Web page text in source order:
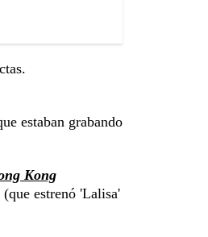
estaban grabando
Kong
estrenó 'Lalisa'